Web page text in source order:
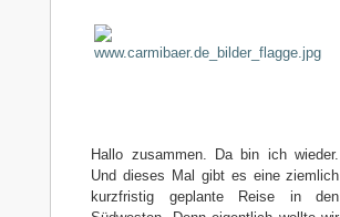
Hallo zusammen. Da bin ich wieder.
Und dieses Mal gibt es eine ziemlich
kurzfristig geplante Reise in den